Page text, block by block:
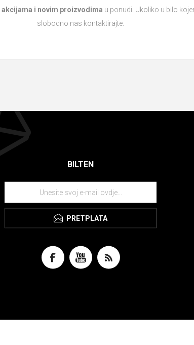
akcijama i novim proizvodima u ponudi. Ukoliko u bilo
slobodno nas kontaktirajte.
BILTEN
PRETPLATA